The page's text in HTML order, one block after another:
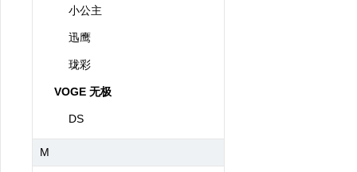
小公主
迅鹰
珑彩
VOGE 无极
DS
M